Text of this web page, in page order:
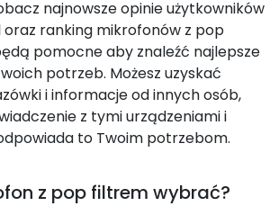
najnowsze opinie użytkowników
oraz ranking mikrofonów z pop
pomocne aby znaleźć najlepsze
potrzeb. Możesz uzyskać
i informacje od innych osób,
z tymi urządzeniami i
to Twoim potrzebom.
z pop filtrem wybrać?